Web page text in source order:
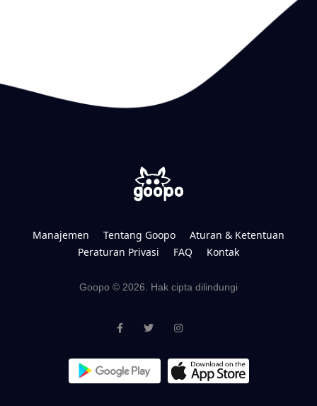
Manajemen Tentang Goopo
Aturan & Ketentuan
Peraturan Privasi
FAQ Kontak
Goopo © 2026. Hak cipta dilindungi